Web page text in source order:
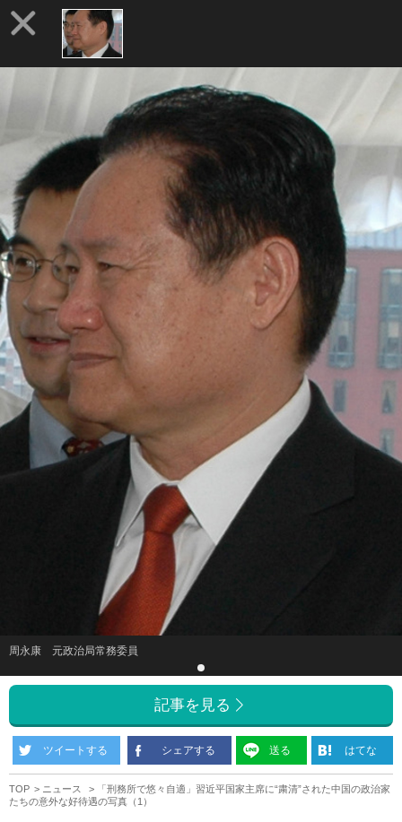
周永康 元政治局常務委員
記事を見る
ツイートする シェアする 送る はてな
TOP ニュース
「刑務所で悠々自適」習近平国家主席に“粛清”された中国の政治家
たちの意外な好待遇の写真（1）